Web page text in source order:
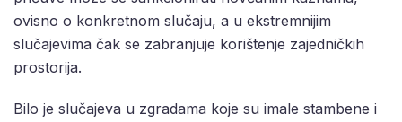
ovisno o konkretnom slučaju, a u ekstremnijim
slučajevima čak se zabranjuje korištenje zajedničkih
prostorija.
Bilo je slučajeva u zgradama koje su imale stambene i